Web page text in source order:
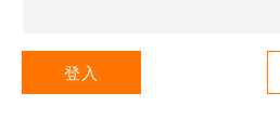
登入